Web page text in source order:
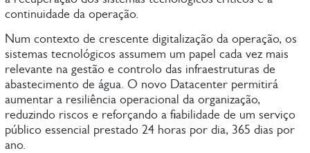
continuidade da operação.
Num contexto de crescente digitalização da operação, os
sistemas tecnológicos assumem um papel cada vez mais
relevante na gestão e controlo das infraestruturas de
abastecimento de água. O novo Datacenter permitirá
aumentar a resiliência operacional da organização,
reduzindo riscos e reforçando a fiabilidade de um serviço
público essencial prestado 24 horas por dia, 365 dias por
ano.